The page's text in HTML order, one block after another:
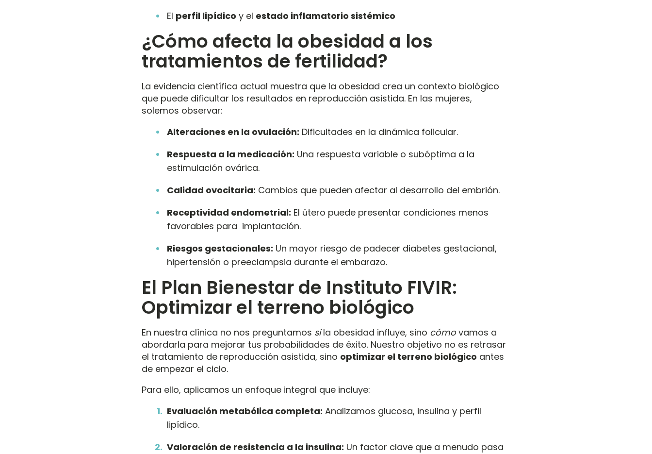
El perfil lipídico y el estado inflamatorio sistémico
¿Cómo afecta la obesidad a los
tratamientos de fertilidad?
La evidencia científica actual muestra que la obesidad crea un contexto biológico
que puede dificultar los resultados en reproducción asistida. En las mujeres,
solemos observar:
Alteraciones en la ovulación: Dificultades en la dinámica folicular.
Respuesta a la medicación: Una respuesta variable o subóptima a la
estimulación ovárica.
Calidad ovocitaria: Cambios que pueden afectar al desarrollo del embrión.
Receptividad endometrial: El útero puede presentar condiciones menos
favorables para implantación.
Riesgos gestacionales: Un mayor riesgo de padecer diabetes gestacional,
hipertensión o preeclampsia durante el embarazo.
El Plan Bienestar de Instituto FIVIR:
Optimizar el terreno biológico
En nuestra clínica no nos preguntamos sila obesidad influye, sino cómovamos a
abordarla para mejorar tus probabilidades de éxito. Nuestro objetivo no es retrasar
el tratamiento de reproducción asistida, sino optimizar el terreno biológico antes
de empezar el ciclo.
Para ello, aplicamos un enfoque integral que incluye:
Evaluación metabólica completa: Analizamos glucosa, insulina y perfil
lipídico.
Valoración de resistencia a la insulina: Un factor clave que a menudo pasa